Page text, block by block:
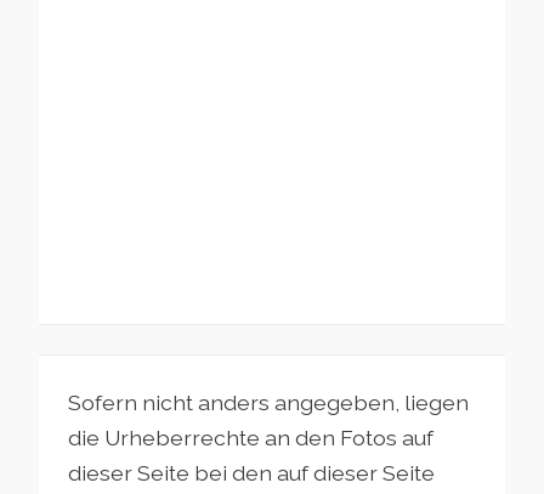
Sofern nicht anders angegeben, liegen
die Urheberrechte an den Fotos auf
dieser Seite bei den auf dieser Seite